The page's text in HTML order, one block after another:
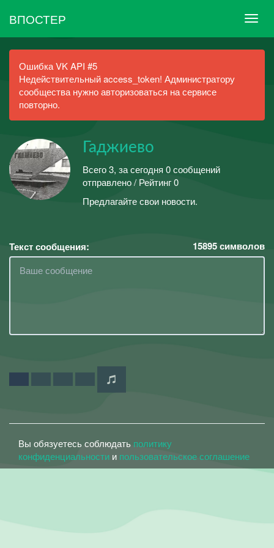
ВПОСТЕР
Ошибка VK API #5
Недействительный access_token! Администратору
сообщества нужно авторизоваться на сервисе
повторно.
Гаджиево
Всего 3, за сегодня 0 сообщений
отправлено / Рейтинг 0
Предлагайте свои новости.
Текст сообщения: 15895символов
Вы обязуетесь соблюдать политику
конфиденциальности и пользовательское соглашение